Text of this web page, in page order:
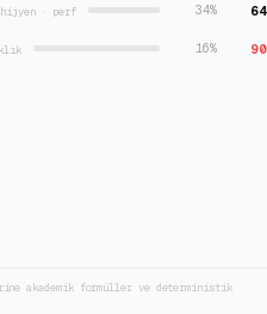
· perf 34% 64
16% 90
akademik formüller ve deterministik